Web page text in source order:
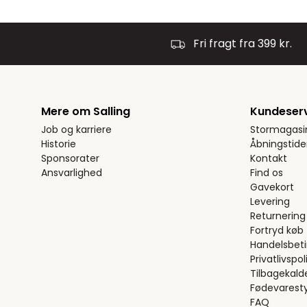
Fri fragt fra 399 kr.
Mere om Salling
Job og karriere
Historie
Sponsorater
Ansvarlighed
Kontakt
Find os
Gavekort
Levering
Returnering
Fortryd køb
FAQ